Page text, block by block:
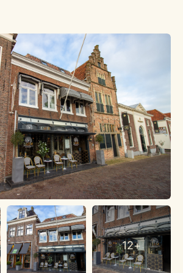
uitnodigende inrichting creëert een
waarin gasten volledig tot rust komen,
centrum van de stad.
in de binnenstad is Restaurant
voor een breed publiek.
toeristen en lokale bewoners
goed te vinden, wat zorgt voor een
een gezonde mix van gasten.
daarmee een aantrekkelijke instap
op zoek zijn naar een onderscheidend
aantrekkingskracht op een
Edam.
van woensdag t/m zondag geopend van
maandag en dinsdag is de zaak
12+